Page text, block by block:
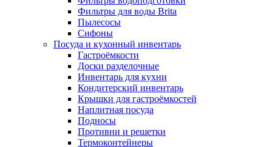
Фильтры для воды Brita
Пылесосы
Сифоны
Посуда и кухонный инвентарь
Гастроёмкости
Доски разделочные
Инвентарь для кухни
Кондитерский инвентарь
Крышки для гастроёмкостей
Наплитная посуда
Подносы
Противни и решетки
Термоконтейнеры